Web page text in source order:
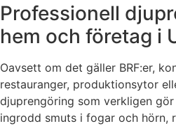
Professionell
hem och företag i
Oavsett om det gäller BRF:er,
restauranger, produktionsytor
djuprengöring som verkligen
ingrodd smuts i fogar och hörn,